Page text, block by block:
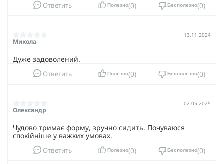
Ответить Полезно 0 Бесполезно 0
Микола
13.11.2024
Дуже задоволений.
Ответить Полезно 0 Бесполезно 0
Олександр
02.05.2025
Чудово тримає форму, зручно сидить. Почуваюся
спокійніше у важких умовах.
Ответить Полезно 0 Бесполезно 0